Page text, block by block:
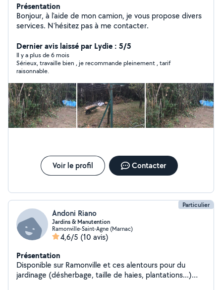
Présentation
Bonjour, à l'aide de mon camion, je vous propose divers
services. N'hésitez pas à me contacter.
Dernier avis laissé par Lydie : 5/5
Il y a plus de 6 mois
Sérieux, travaille bien , je recommande pleinement , tarif
raisonnable.
Voir le profil Contacter
Particulier
Andoni Riano
Jardins & Manutention
Ramonville-Saint-Agne (Marnac)
4,6/5 (10 avis)
Présentation
Disponible sur Ramonville et ces alentours pour du
jardinage (désherbage, taille de haies, plantations...)